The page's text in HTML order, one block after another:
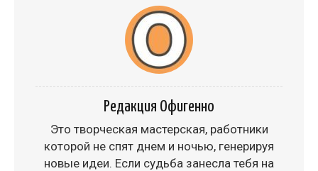
Редакция Офигенно
Это творческая мастерская, работники
которой не спят днем и ночью, генерируя
новые идеи. Если судьба занесла тебя на